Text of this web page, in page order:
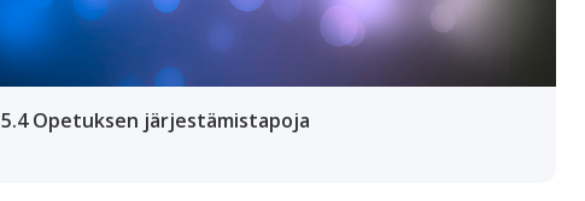
5.4 Opetuksen järjestämistapoja